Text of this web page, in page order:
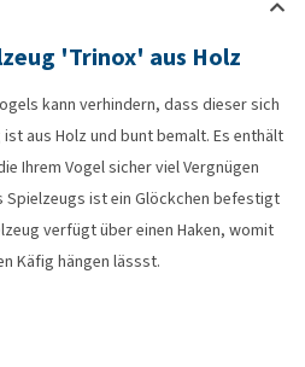
'Trinox' aus Holz
kann verhindern, dass dieser sich
aus Holz und bunt bemalt. Es enthält
Ihrem Vogel sicher viel Vergnügen
Spielzeugs ist ein Glöckchen befestigt
verfügt über einen Haken, womit
Käfig hängen lässst.